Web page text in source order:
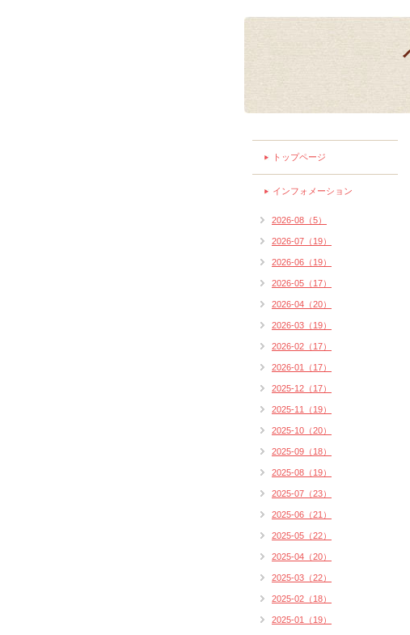
トップページ
インフォメーション
2026-08（5）
2026-07（19）
2026-06（19）
2026-05（17）
2026-04（20）
2026-03（19）
2026-02（17）
2026-01（17）
2025-12（17）
2025-11（19）
2025-10（20）
2025-09（18）
2025-08（19）
2025-07（23）
2025-06（21）
2025-05（22）
2025-04（20）
2025-03（22）
2025-02（18）
2025-01（19）